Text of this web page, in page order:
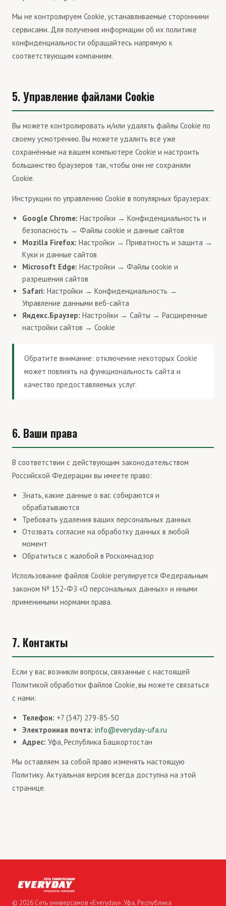
Мы не контролируем Cookie, устанавливаемые сторонними
сервисами. Для получения информации об их политике
конфиденциальности обращайтесь напрямую к
соответствующим компаниям.
5. Управление файлами Cookie
Вы можете контролировать и/или удалять файлы Cookie по
своему усмотрению. Вы можете удалить все уже
сохранённые на вашем компьютере Cookie и настроить
большинство браузеров так, чтобы они не сохраняли
Cookie.
Инструкции по управлению Cookie в популярных браузерах:
Google Chrome: Настройки → Конфиденциальность и
безопасность → Файлы cookie и данные сайтов
Mozilla Firefox: Настройки → Приватность и защита →
Куки и данные сайтов
Microsoft Edge: Настройки → Файлы cookie и
разрешения сайтов
Safari: Настройки → Конфиденциальность →
Управление данными веб-сайта
Яндекс.Браузер: Настройки → Сайты → Расширенные
настройки сайтов → Cookie
Обратите внимание: отключение некоторых Cookie
может повлиять на функциональность сайта и
качество предоставляемых услуг.
6. Ваши права
В соответствии с действующим законодательством
Российской Федерации вы имеете право:
Знать, какие данные о вас собираются и
обрабатываются
Требовать удаления ваших персональных данных
Отозвать согласие на обработку данных в любой
момент
Обратиться с жалобой в Роскомнадзор
Использование файлов Cookie регулируется Федеральным
законом № 152-ФЗ «О персональных данных» и иными
применимыми нормами права.
7. Контакты
Если у вас возникли вопросы, связанные с настоящей
Политикой обработки файлов Cookie, вы можете связаться
с нами:
Телефон: +7 (347) 279-85-50
Электронная почта: info@everyday-ufa.ru
Адрес: Уфа, Республика Башкортостан
Мы оставляем за собой право изменять настоящую
Политику. Актуальная версия всегда доступна на этой
странице.
© 2026 Сеть универсамов «Everyday». Уфа, Республика